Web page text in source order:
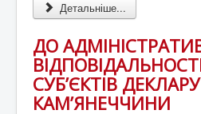
Детальніше...
ДО
СУБ’ЄКТІВ
КАМ’ЯНЕЧЧИНИ